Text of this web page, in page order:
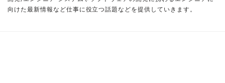
向けた最新情報など仕事に役立つ話題などを提供していきます。